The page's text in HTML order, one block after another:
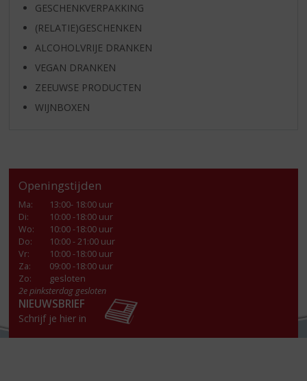
GESCHENKVERPAKKING
(RELATIE)GESCHENKEN
ALCOHOLVRIJE DRANKEN
VEGAN DRANKEN
ZEEUWSE PRODUCTEN
WIJNBOXEN
Openingstijden
Ma:
13:00- 18:00 uur
Di:
10:00 -18:00 uur
Wo:
10:00 -18:00 uur
Do:
10:00 - 21:00 uur
Vr:
10:00 -18:00 uur
Za:
09:00 -18:00 uur
Zo:
gesloten
2e pinksterdag gesloten
NIEUWSBRIEF
Schrijf je hier in